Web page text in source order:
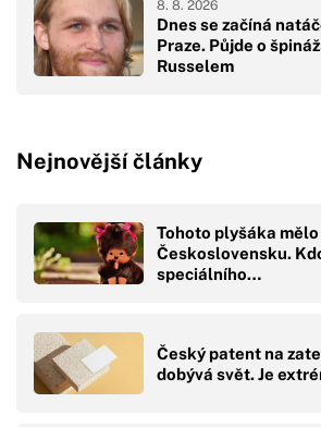
Dnes se začíná
Praze. Půjde o
Russelem
8. 8. 2026
Nejnovější články
Tohoto plyšáka
Československu.
speciálního…
Český patent na
dobývá svět. Je